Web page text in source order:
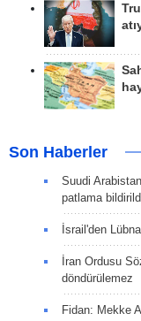
Son Haberler
Suudi
patlama
İsrail'den
İran Ordusu
döndürülemez
Fidan: Mekke